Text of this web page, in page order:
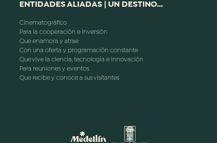
ENTIDADES ALIADAS | UN DESTINO...
Cinematográfico
Para la cooperación e inversión
Que enamora y atrae
Con una oferta y programación constante
Que vive la ciencia, tecnología e innovación
Para reuniones y eventos
Que recibe y conoce a sus visitantes